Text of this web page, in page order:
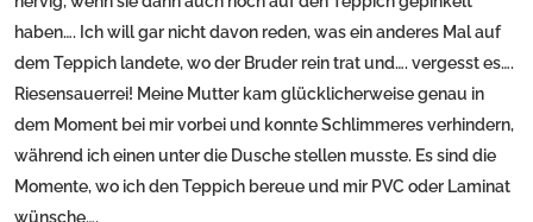
haben…. Ich will gar nicht davon reden, was ein anderes Mal auf
dem Teppich landete, wo der Bruder rein trat und…. vergesst es….
Riesensauerrei! Meine Mutter kam glücklicherweise genau in
dem Moment bei mir vorbei und konnte Schlimmeres verhindern,
während ich einen unter die Dusche stellen musste. Es sind die
Momente, wo ich den Teppich bereue und mir PVC oder Laminat
wünsche….